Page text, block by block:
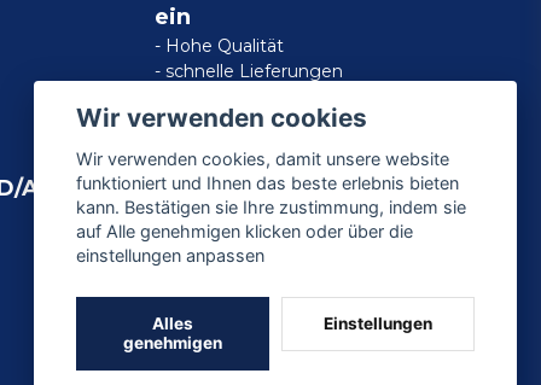
AMERICAN
ein
- Hohe Qualität
- schnelle Lieferungen
Wir verwenden cookies
Wir verwenden cookies, damit unsere website
funktioniert und Ihnen das beste erlebnis bieten
kann. Bestätigen sie Ihre zustimmung, indem sie
auf Alle genehmigen klicken oder über die
einstellungen anpassen
Alles
genehmigen
Einstellungen